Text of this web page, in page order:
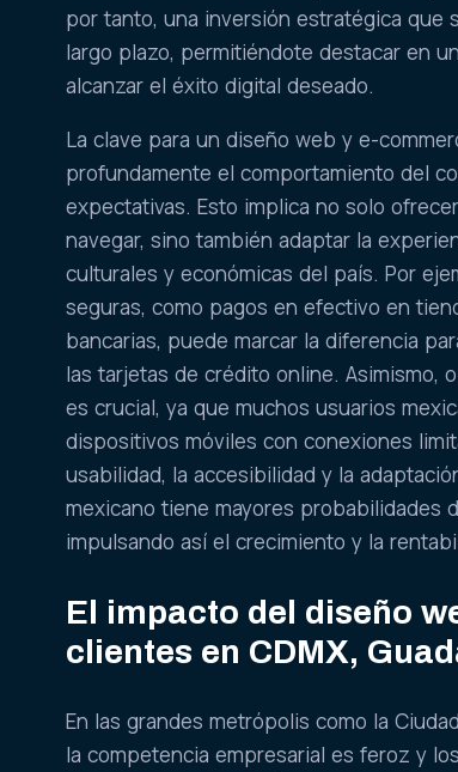
por tanto, una inversión estratégica
largo plazo, permitiéndote destacar en
alcanzar el éxito digital deseado.
La clave para un diseño web y e-
profundamente el comportamiento del
expectativas. Esto implica no solo
navegar, sino también adaptar la
culturales y económicas del país. Por
seguras, como pagos en efectivo en
bancarias, puede marcar la diferencia
las tarjetas de crédito online. Asimismo,
es crucial, ya que muchos usuarios
dispositivos móviles con conexiones
usabilidad, la accesibilidad y la
mexicano tiene mayores probabilidades
impulsando así el crecimiento y la
El impacto del diseño
clientes en CDMX,
En las grandes metrópolis como la
la competencia empresarial es feroz y